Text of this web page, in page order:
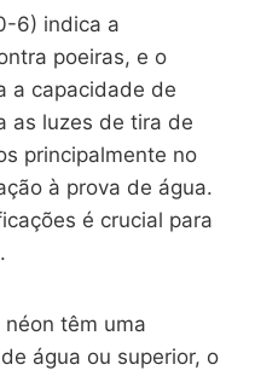
6) indica a
poeiras, e o
a capacidade de
as luzes de tira de
principalmente no
à prova de água.
é crucial para
têm uma
água ou superior, o